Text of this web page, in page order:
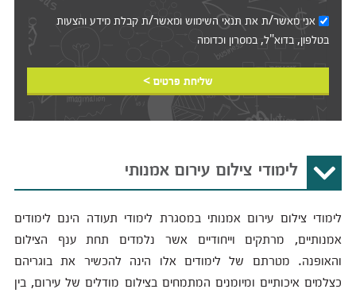
אני מאשר/ת אתתנאי השימושומאשר/ת קבלת מידע והצעות
בטלפון, בדוא"ל, במסרון וכדומה‎‎
שליחת פרטים >
לימודי צילום עירום אמנותי
לימודי צילום עירום אמנותי במסגרת לימודי תעודה הינם לימודים
אמנותיים, מרתקים וייחודיים אשר נלמדים תחת ענף הצילום
והאופנה. מטרתם של לימודים אלו הינה להכשיר את בוגריהם
כצלמים איכותיים ומיומנים המתמחים בצילום מודלים של עירום, בין